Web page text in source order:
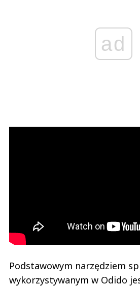
ad
Podstawowym narzędziem
wykorzystywanym w Odido